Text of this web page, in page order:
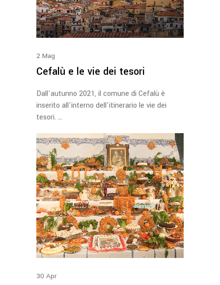
2 Mag
Cefalù e le vie dei tesori
Dall'autunno 2021, il comune di Cefalù è
inserito all'interno dell'itinerario le vie dei
tesori.
30 Apr